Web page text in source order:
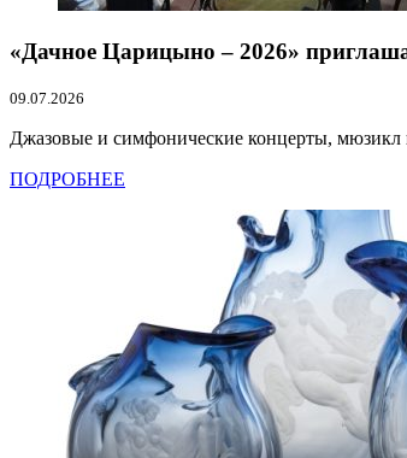
«Дачное Царицыно – 2026»
09.07.2026
Джазовые и симфонические концерты, мюзикл
ПОДРОБНЕЕ